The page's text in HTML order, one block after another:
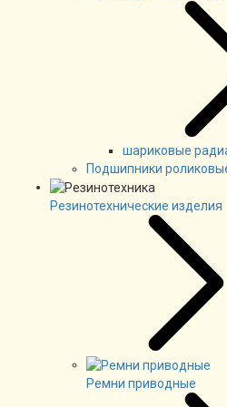
шариковые
Подшипники
Резинотехнические изделия
Ремни приводные